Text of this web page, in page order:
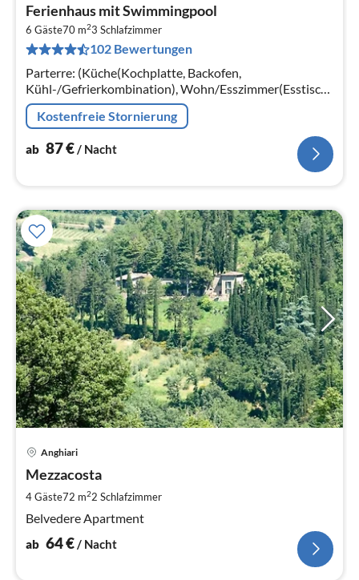
Ferienhaus mit Swimmingpool
6 Gäste70 m23 Schlafzimmer
102 Bewertungen
Parterre: (Küche(Kochplatte, Backofen,
Kühl-/Gefrierkombination), Wohn/Esszimmer(Esstisch,
Kaminofen, Sitzecke, Gartentüren, Grill),
Schlafzimmer(Doppelbett)
Kostenfreie Stornierung
ab 87€/ Nacht
Anghiari
Mezzacosta
4 Gäste72 m22 Schlafzimmer
Belvedere Apartment
ab 64€/ Nacht